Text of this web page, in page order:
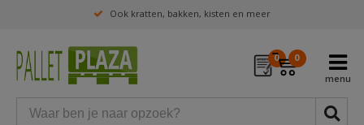
Ook kratten, bakken, kisten en meer
0 0